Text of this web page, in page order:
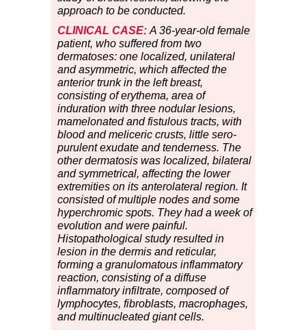
approach to be conducted.
CLINICAL CASE: A 36-year-old female
patient, who suffered from two
dermatoses: one localized, unilateral
and asymmetric, which affected the
anterior trunk in the left breast,
consisting of erythema, area of
induration with three nodular lesions,
mamelonated and fistulous tracts, with
blood and meliceric crusts, little sero-
purulent exudate and tenderness. The
other dermatosis was localized, bilateral
and symmetrical, affecting the lower
extremities on its anterolateral region. It
consisted of multiple nodes and some
hyperchromic spots. They had a week of
evolution and were painful.
Histopathological study resulted in
lesion in the dermis and reticular,
forming a granulomatous inflammatory
reaction, consisting of a diffuse
inflammatory infiltrate, composed of
lymphocytes, fibroblasts, macrophages,
and multinucleated giant cells.